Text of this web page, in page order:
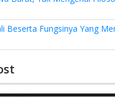
Beserta Fungsinya Yang